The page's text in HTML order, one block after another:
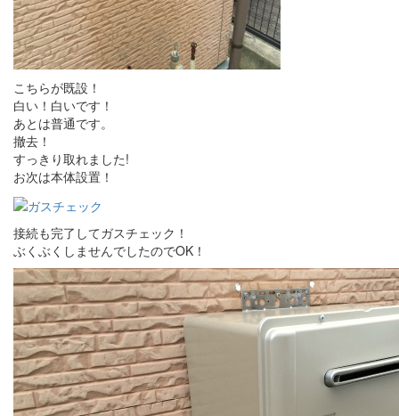
こちらが既設！
白い！白いです！
あとは普通です。
撤去！
すっきり取れました!
お次は本体設置！
接続も完了してガスチェック！
ぶくぶくしませんでしたのでOK！